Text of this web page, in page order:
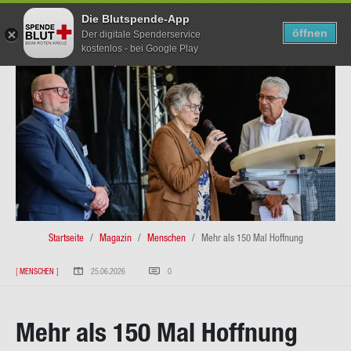
Inhalt
TERMIN SUCHEN
na­
ti­
Startseite Magazin Menschen Mehr als 150 Mal Hoffnung
SUCHEN
[ MENSCHEN ] 25.06.2026 0
Mehr als 150 Mal Hoff­nung
Die Blutspende-App
Der digitale Spenderservice
kostenlos - bei Google Play
öffnen